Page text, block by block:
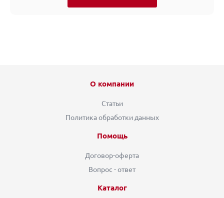
О компании
Статьи
Политика обработки данных
Помощь
Договор-оферта
Вопрос - ответ
Каталог